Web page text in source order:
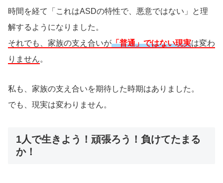
時間を経て「これはASDの特性で、悪意ではない」と理
解するようになりました。
それでも、家族の支え合いが「普通」ではない現実は変わ
りません。
私も、家族の支え合いを期待した時期はありました。
でも、現実は変わりません。
1人で生きよう！頑張ろう！負けてたまる
か！